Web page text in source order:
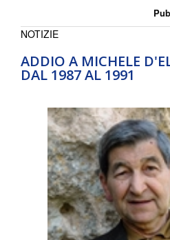
ADDIO A MICHELE
DAL 1987 AL 1991
NOTIZIE